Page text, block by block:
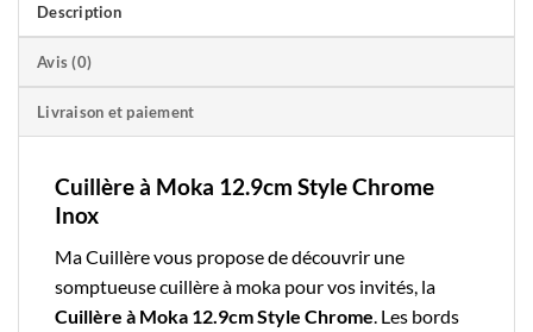
Description
Avis (0)
Livraison et paiement
Cuillère à Moka 12.9cm Style Chrome
Inox
Ma Cuillèrevous propose de découvrir une
somptueusecuillère à moka pour vos invités, la
Cuillère à Moka 12.9cm Style Chrome . Les bords